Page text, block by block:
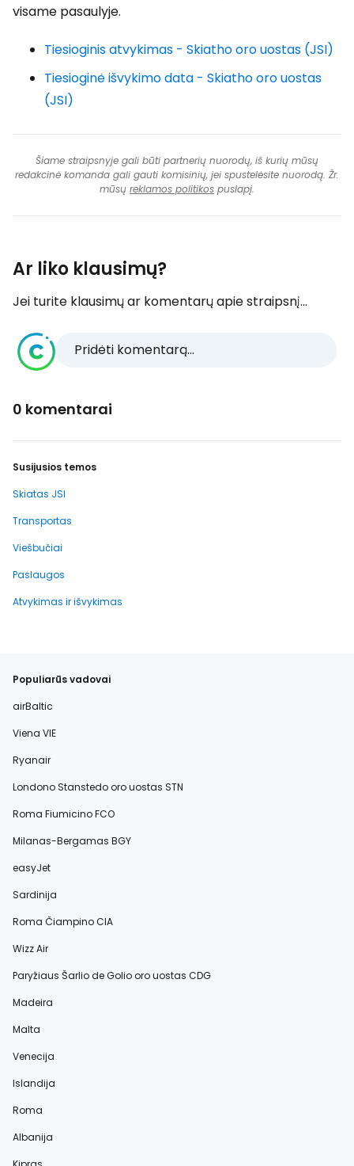
visame pasaulyje.
Tiesioginis atvykimas - Skiatho oro uostas (JSI)
Tiesioginė išvykimo data - Skiatho oro uostas
(JSI)
Šiame straipsnyje gali būti partnerių nuorodų, iš kurių mūsų
redakcinė komanda gali gauti komisinių, jei spustelėsite nuorodą. Žr.
mūsų reklamos politikos puslapį.
Ar liko klausimų?
Jei turite klausimų ar komentarų apie straipsnį...
Pridėti komentarą...
0 komentarai
Susijusios temos
Skiatas JSI
Transportas
Viešbučiai
Paslaugos
Atvykimas ir išvykimas
Populiarūs vadovai
airBaltic
Viena VIE
Ryanair
Londono Stanstedo oro uostas STN
Roma Fiumicino FCO
Milanas-Bergamas BGY
easyJet
Sardinija
Roma Čiampino CIA
Wizz Air
Paryžiaus Šarlio de Golio oro uostas CDG
Madeira
Malta
Venecija
Islandija
Roma
Albanija